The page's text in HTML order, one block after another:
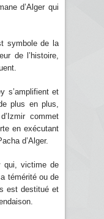
d’Alger qui
symbole de la
de l’histoire,
s’amplifient et
plus en plus,
commet
en exécutant
d’Alger.
qui, victime de
témérité ou de
est destitué et